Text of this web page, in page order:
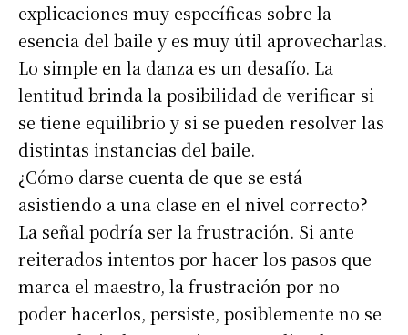
explicaciones muy específicas sobre la
esencia del baile y es muy útil aprovecharlas.
Lo simple en la danza es un desafío. La
lentitud brinda la posibilidad de verificar si
se tiene equilibrio y si se pueden resolver las
distintas instancias del baile.
¿Cómo darse cuenta de que se está
asistiendo a una clase en el nivel correcto?
La señal podría ser la frustración. Si ante
reiterados intentos por hacer los pasos que
marca el maestro, la frustración por no
poder hacerlos, persiste, posiblemente no se